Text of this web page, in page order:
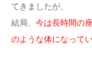
てきましたが、
結局、 今は長時間の
のような体になってい